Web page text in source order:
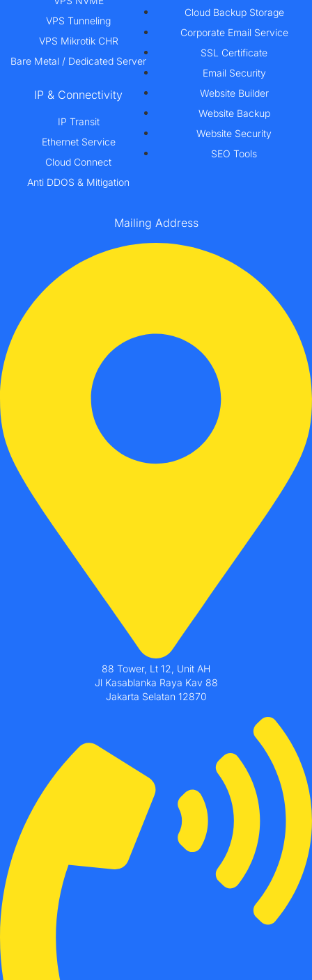
VPS Tunneling
VPS Mikrotik CHR
Bare Metal / Dedicated Server
IP & Connectivity
IP Transit
Ethernet Service
Cloud Connect
Anti DDOS & Mitigation
Cloud Backup Storage
Corporate Email Service
SSL Certificate
Email Security
Website Builder
Website Backup
Website Security
SEO Tools
Mailing Address
88 Tower, Lt 12, Unit AH
Jl Kasablanka Raya Kav 88
Jakarta Selatan 12870